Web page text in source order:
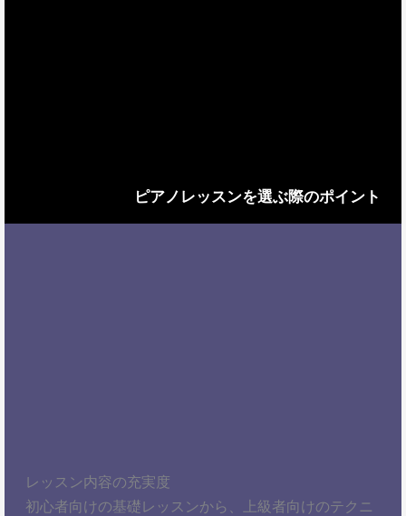
ピアノレッスンを選ぶ際のポイント
レッスン内容の充実度
初心者向けの基礎レッスンから、上級者向けのテクニ